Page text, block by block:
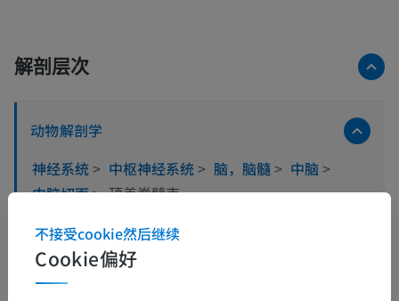
解剖层次
动物解剖学
神经系统> 中枢神经系统> 脑，脑髓> 中脑 >
中脑切面> 顶盖脊髓束
底层结构：这个解剖部位没有子结构
Cookie偏好
不接受cookie然后继续